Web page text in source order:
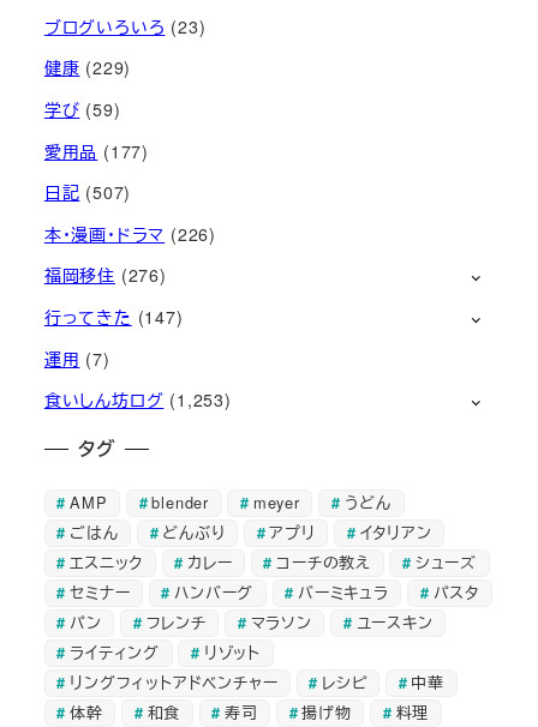
ブログいろいろ (23)
健康 (229)
学び (59)
愛用品 (177)
日記 (507)
本・漫画・ドラマ (226)
福岡移住 (276)
行ってきた (147)
運用 (7)
食いしん坊ログ (1,253)
タグ
AMP blender meyer
うどん
ごはん
どんぶり アプリ
イタリアン
エスニック
カレー コーチの教え
シューズ
セミナー
ハンバーグ バーミキュラ
パスタ
パン
フレンチ マラソン
ユースキン
ライティング
リゾット
リングフィットアドベンチャー
レシピ
中華
体幹
和食 寿司 揚げ物 料理